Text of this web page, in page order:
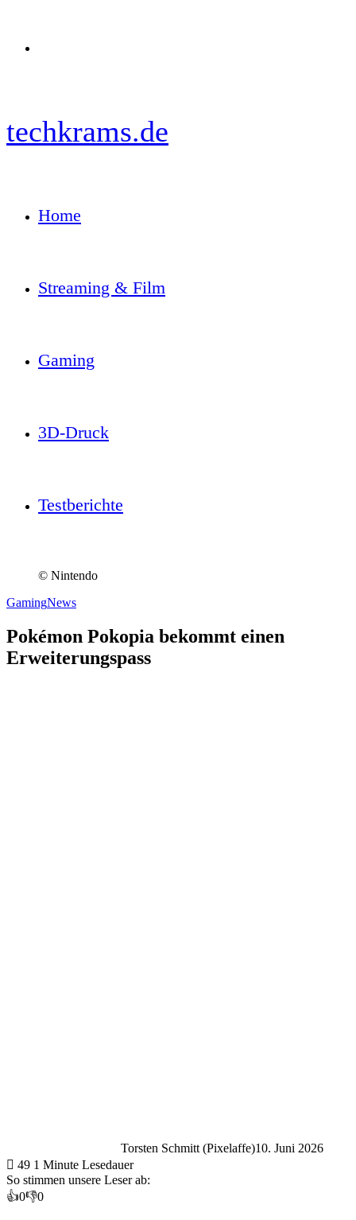
techkrams.de
Home
Streaming & Film
Gaming
3D-Druck
Testberichte
© Nintendo
GamingNews
Pokémon Pokopia bekommt einen
Erweiterungspass
Torsten Schmitt (Pixelaffe)10. Juni 2026
49 1 Minute Lesedauer
So stimmen unsere Leser ab:
👍0👎0